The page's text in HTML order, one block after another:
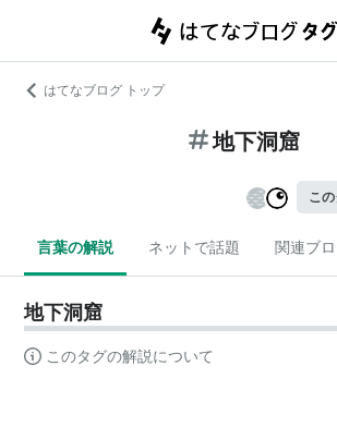
はてなブログ トップ
地下洞窟
こ
言葉の解説 ネットで話題 関連ブ
地下洞窟
このタグの解説について